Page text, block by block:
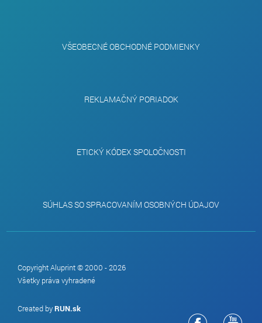
VŠEOBECNÉ OBCHODNÉ PODMIENKY
REKLAMAČNÝ PORIADOK
ETICKÝ KÓDEX SPOLOČNOSTI
SÚHLAS SO SPRACOVANÍM OSOBNÝCH ÚDAJOV
Copyright Aluprint © 2000 - 2026
Všetky práva vyhradené
Created byRUN.sk